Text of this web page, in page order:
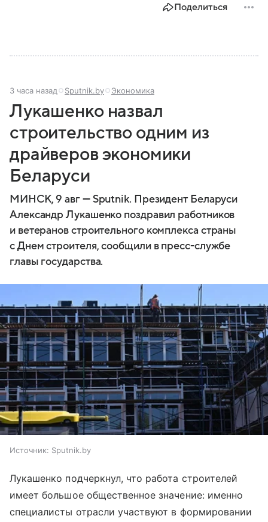
Поделиться
3 часа назад Sputnik.by Экономика
Лукашенко назвал
строительство одним из
драйверов экономики
Беларуси
МИНСК, 9 авг — Sputnik. Президент Беларуси
Александр Лукашенко поздравил работников
и ветеранов строительного комплекса страны
с Днем строителя, сообщили в пресс-службе
главы государства.
Источник: Sputnik.by
Лукашенко подчеркнул, что работа строителей
имеет большое общественное значение: именно
специалисты отрасли участвуют в формировании